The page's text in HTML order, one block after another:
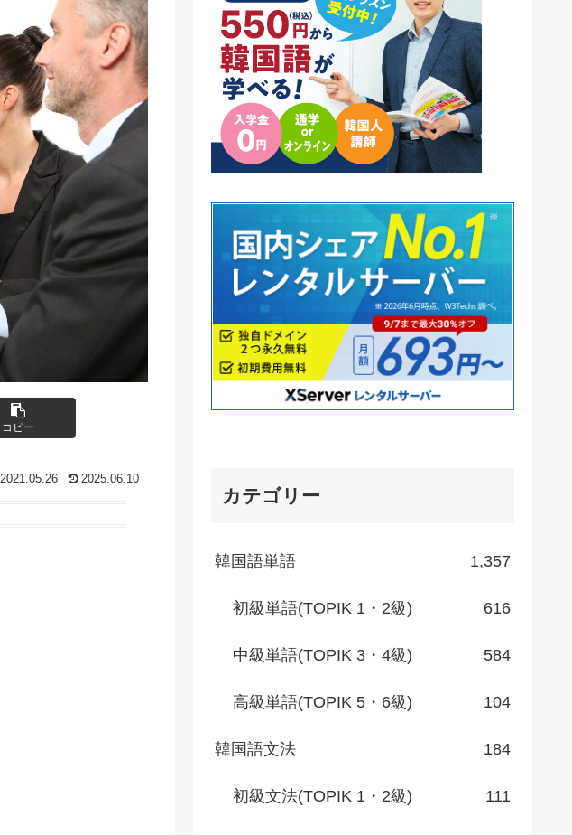
コピー
2021.05.26 2025.06.10
カテゴリー
韓国語単語 1,357
初級単語(TOPIK 1・2級) 616
中級単語(TOPIK 3・4級) 584
高級単語(TOPIK 5・6級) 104
韓国語文法 184
初級文法(TOPIK 1・2級) 111